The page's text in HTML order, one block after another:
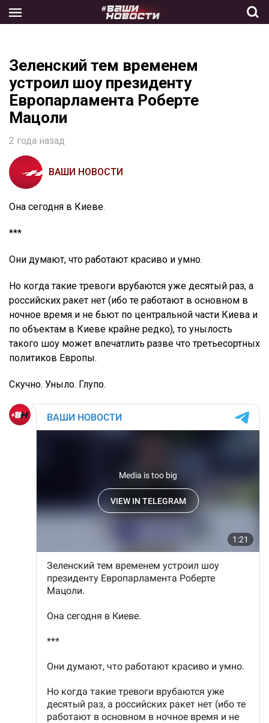
the
Зеленский тем временем
устроил шоу президенту
Европарламента Роберте
Мацоли
2 года назад
ВАШИ НОВОСТИ
Она сегодня в Киеве.
***
Они думают, что работают красиво и умно.
Но когда такие тревоги врубаются уже десятый раз, а
российских ракет нет (ибо те работают в основном в
ночное время и не бьют по центральной части Киева и
по объектам в Киеве крайне редко), то унылость
такого шоу может впечатлить разве что третьесортных
политиков Европы.
Скучно. Уныло. Глупо.